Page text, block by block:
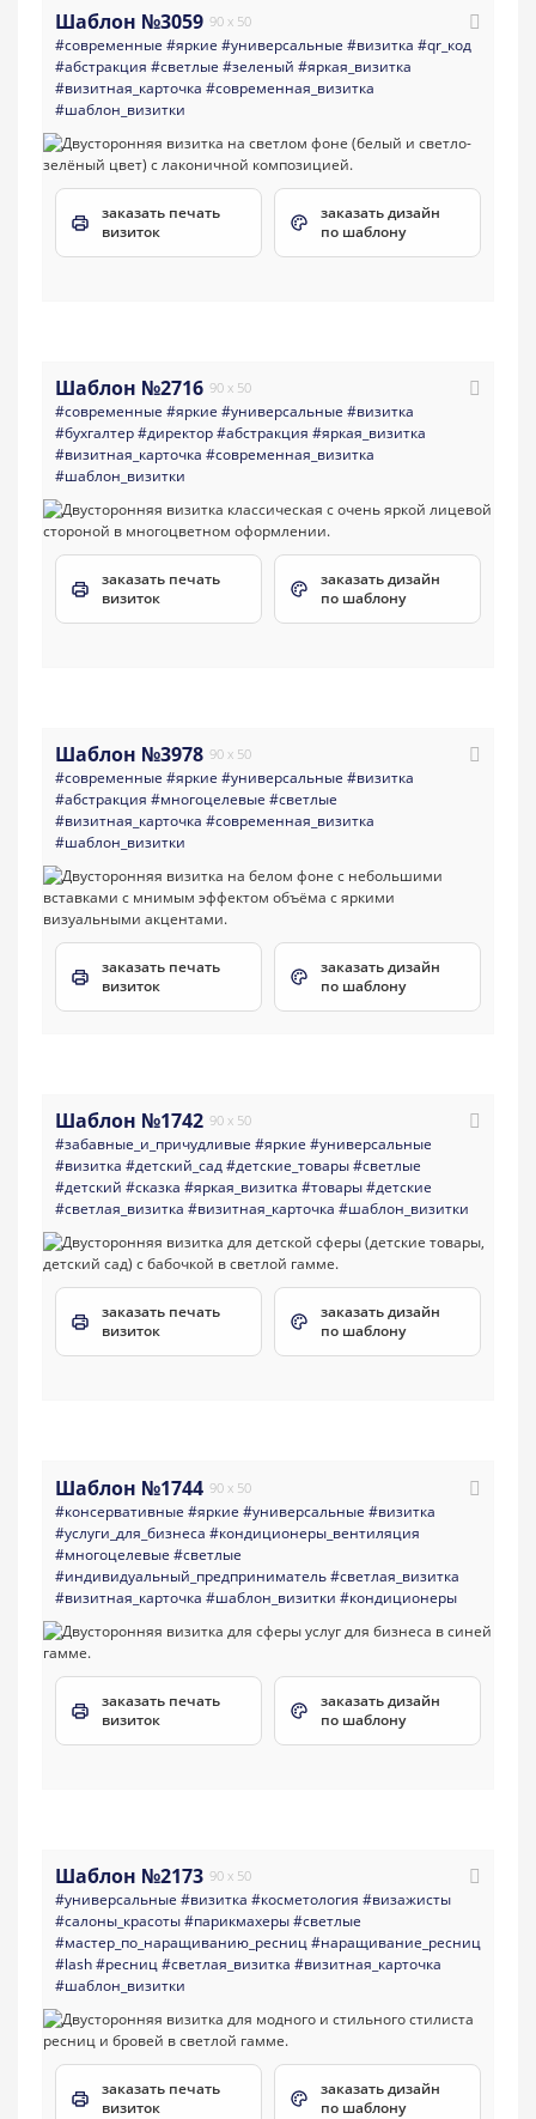
Шаблон №3059 90 x 50
#современные #яркие #универсальные #визитка #qr_код
#абстракция #светлые #зеленый #яркая_визитка
#визитная_карточка #современная_визитка
#шаблон_визитки
заказать печать
визиток
заказать дизайн
по шаблону
Шаблон №2716 90 x 50
#современные #яркие #универсальные #визитка
#бухгалтер#директор#абстракция #яркая_визитка
#визитная_карточка #современная_визитка
#шаблон_визитки
заказать печать
визиток
заказать дизайн
по шаблону
Шаблон №3978 90 x 50
#современные #яркие #универсальные #визитка
#абстракция #многоцелевые #светлые
#визитная_карточка #современная_визитка
#шаблон_визитки
заказать печать
визиток
заказать дизайн
по шаблону
Шаблон №1742 90 x 50
#забавные_и_причудливые #яркие #универсальные
#визитка #детский_сад#детские_товары#светлые
#детский #сказка #яркая_визитка #товары#детские
#светлая_визитка #визитная_карточка #шаблон_визитки
заказать печать
визиток
заказать дизайн
по шаблону
Шаблон №1744 90 x 50
#консервативные #яркие #универсальные #визитка
#услуги_для_бизнеса #кондиционеры_вентиляция
#многоцелевые #светлые
#индивидуальный_предприниматель#светлая_визитка
#визитная_карточка #шаблон_визитки #кондиционеры
заказать печать
визиток
заказать дизайн
по шаблону
Шаблон №2173 90 x 50
#универсальные #визитка #косметология #визажисты
#салоны_красоты#парикмахеры#светлые
#мастер_по_наращиванию_ресниц#наращивание_ресниц
#lash#ресниц#светлая_визитка #визитная_карточка
#шаблон_визитки
заказать печать
визиток
заказать дизайн
по шаблону